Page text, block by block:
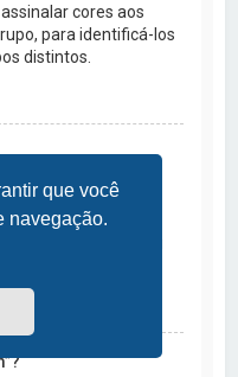
que você
navegação.
cores aos
para identificá-los
distintos.
lhe serão atribuídos
lhe conceder a
através de seu